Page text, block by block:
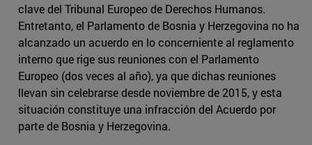
clave del Tribunal Europeo de Derechos Humanos.
Entretanto, el Parlamento de Bosnia y Herzegovina no ha
alcanzado un acuerdo en lo concerniente al reglamento
interno que rige sus reuniones con el Parlamento
Europeo (dos veces al año), ya que dichas reuniones
llevan sin celebrarse desde noviembre de 2015, y esta
situación constituye una infracción del Acuerdo por
parte de Bosnia y Herzegovina.